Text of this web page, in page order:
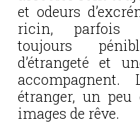
et odeurs
ricin, parfois
toujours
d’étrangeté et
accompagnent.
étranger, un
images de rêve.